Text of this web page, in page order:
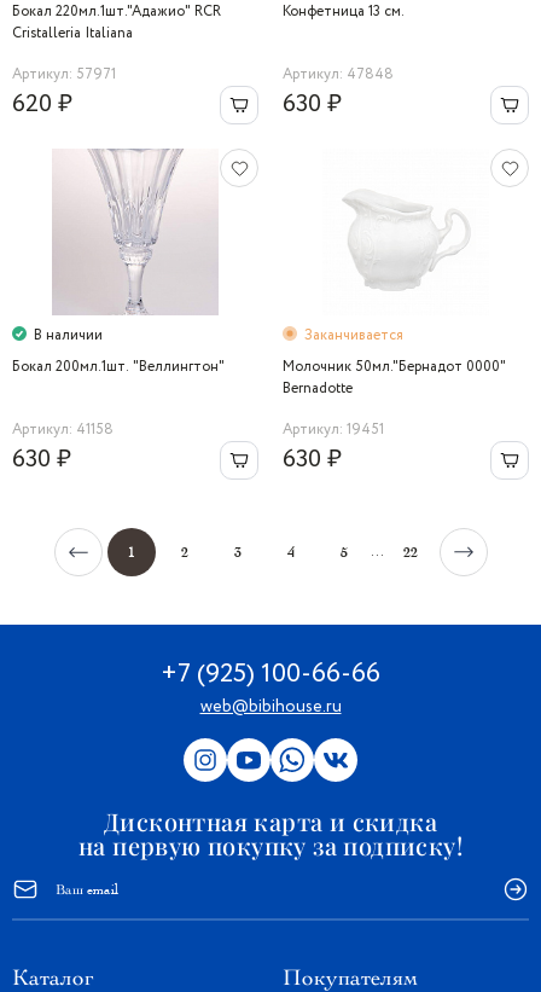
Бокал 220мл.1шт."Адажио" RCR
Cristalleria Italiana
Артикул: 57971
620 ₽
Конфетница 13 cм.
Артикул: 47848
630 ₽
В наличии
Бокал 200мл.1шт. "Веллингтон"
Артикул: 41158
630 ₽
Заканчивается
Молочник 50мл."Бернадот 0000"
Bernadotte
Артикул: 19451
630 ₽
1 2 3 4 5 ... 22
+7 (925) 100-66-66
web@bibihouse.ru
Дисконтная карта и скидка
на первую покупку за подписку!
Каталог Покупателям